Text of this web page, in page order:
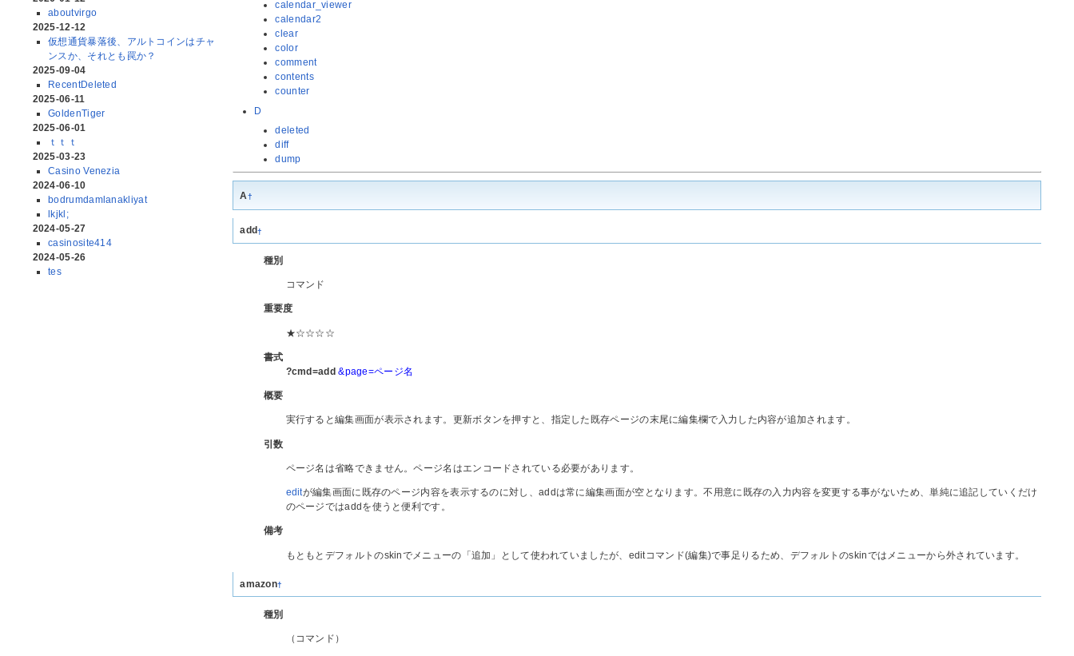
calendar_viewer
calendar2
clear
color
comment
contents
counter
D
deleted
diff
dump
A†
add†
種別
コマンド
重要度
★☆☆☆☆
書式
?cmd=add &page=ページ名
概要
実行すると編集画面が表示されます。更新ボタンを押すと、指定した既存ページの末尾に編集欄で入力した内容が追加されます。
引数
ページ名は省略できません。ページ名はエンコードされている必要があります。
editが編集画面に既存のページ内容を表示するのに対し、addは常に編集画面が空となります。不用意に既存の入力内容を変更する事がないため、単純に追記していくだけ
のページではaddを使うと便利です。
備考
もともとデフォルトのskinでメニューの「追加」として使われていましたが、editコマンド(編集)で事足りるため、デフォルトのskinではメニューから外されています。
amazon†
種別
（コマンド）
aboutvirgo
2025-12-12
仮想通貨暴落後、アルトコインはチャ
ンスか、それとも罠か？
2025-09-04
RecentDeleted
2025-06-11
GoldenTiger
2025-06-01
ｔｔｔ
2025-03-23
Casino Venezia
2024-06-10
bodrumdamlanakliyat
lkjkl;
2024-05-27
casinosite414
2024-05-26
tes